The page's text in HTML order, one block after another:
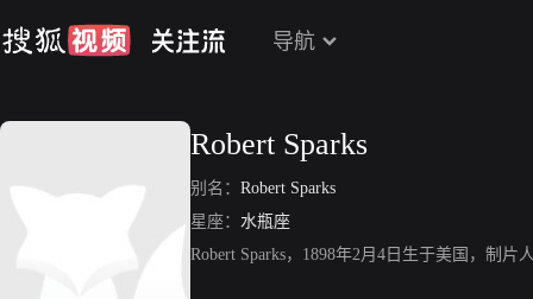
导航
Robert Sparks
别名： Robert Sparks
星座： 水瓶座
Robert Sparks，1898年2月4日生于美国，制